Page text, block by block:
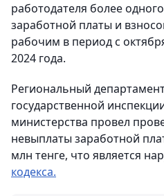
работодателя более
заработной платы и
рабочим в период с
2024 года.
Региональный
государственной
министерства провел
невыплаты заработной
млн тенге, что является
кодекса.